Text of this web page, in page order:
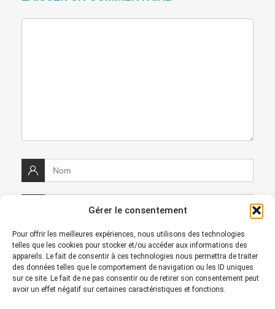
Gérer le consentement
Pour offrir les meilleures expériences, nous utilisons des technologies
telles que les cookies pour stocker et/ou accéder aux informations des
appareils. Le fait de consentir à ces technologies nous permettra de traiter
des données telles que le comportement de navigation ou les ID uniques
sur ce site. Le fait de ne pas consentir ou de retirer son consentement peut
avoir un effet négatif sur certaines caractéristiques et fonctions.